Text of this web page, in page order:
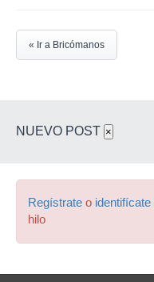
« Ir a Bricómanos
NUEVO POST ×
Regístrate o identifícate
hilo